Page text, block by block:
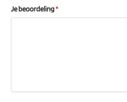
Je beoordeling*